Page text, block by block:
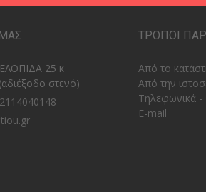
25 κ
στενό)
ΤΡΟΠΟΙ
Από το
Από την
Tηλεφωνικά -
E-mail